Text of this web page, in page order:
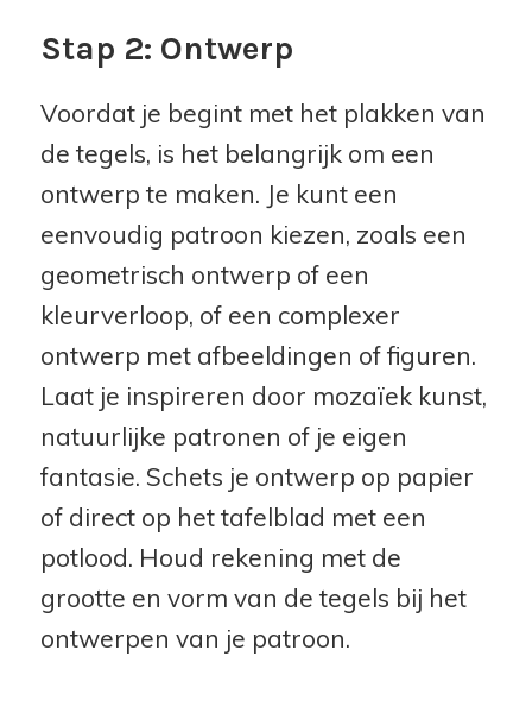
Stap 2: Ontwerp
Voordat je begint met het plakken van
de tegels, is het belangrijk om een
ontwerp te maken. Je kunt een
eenvoudig patroon kiezen, zoals een
geometrisch ontwerp of een
kleurverloop, of een complexer
ontwerp met afbeeldingen of figuren.
Laat je inspireren door mozaïek kunst,
natuurlijke patronen of je eigen
fantasie. Schets je ontwerp op papier
of direct op het tafelblad met een
potlood. Houd rekening met de
grootte en vorm van de tegels bij het
ontwerpen van je patroon.